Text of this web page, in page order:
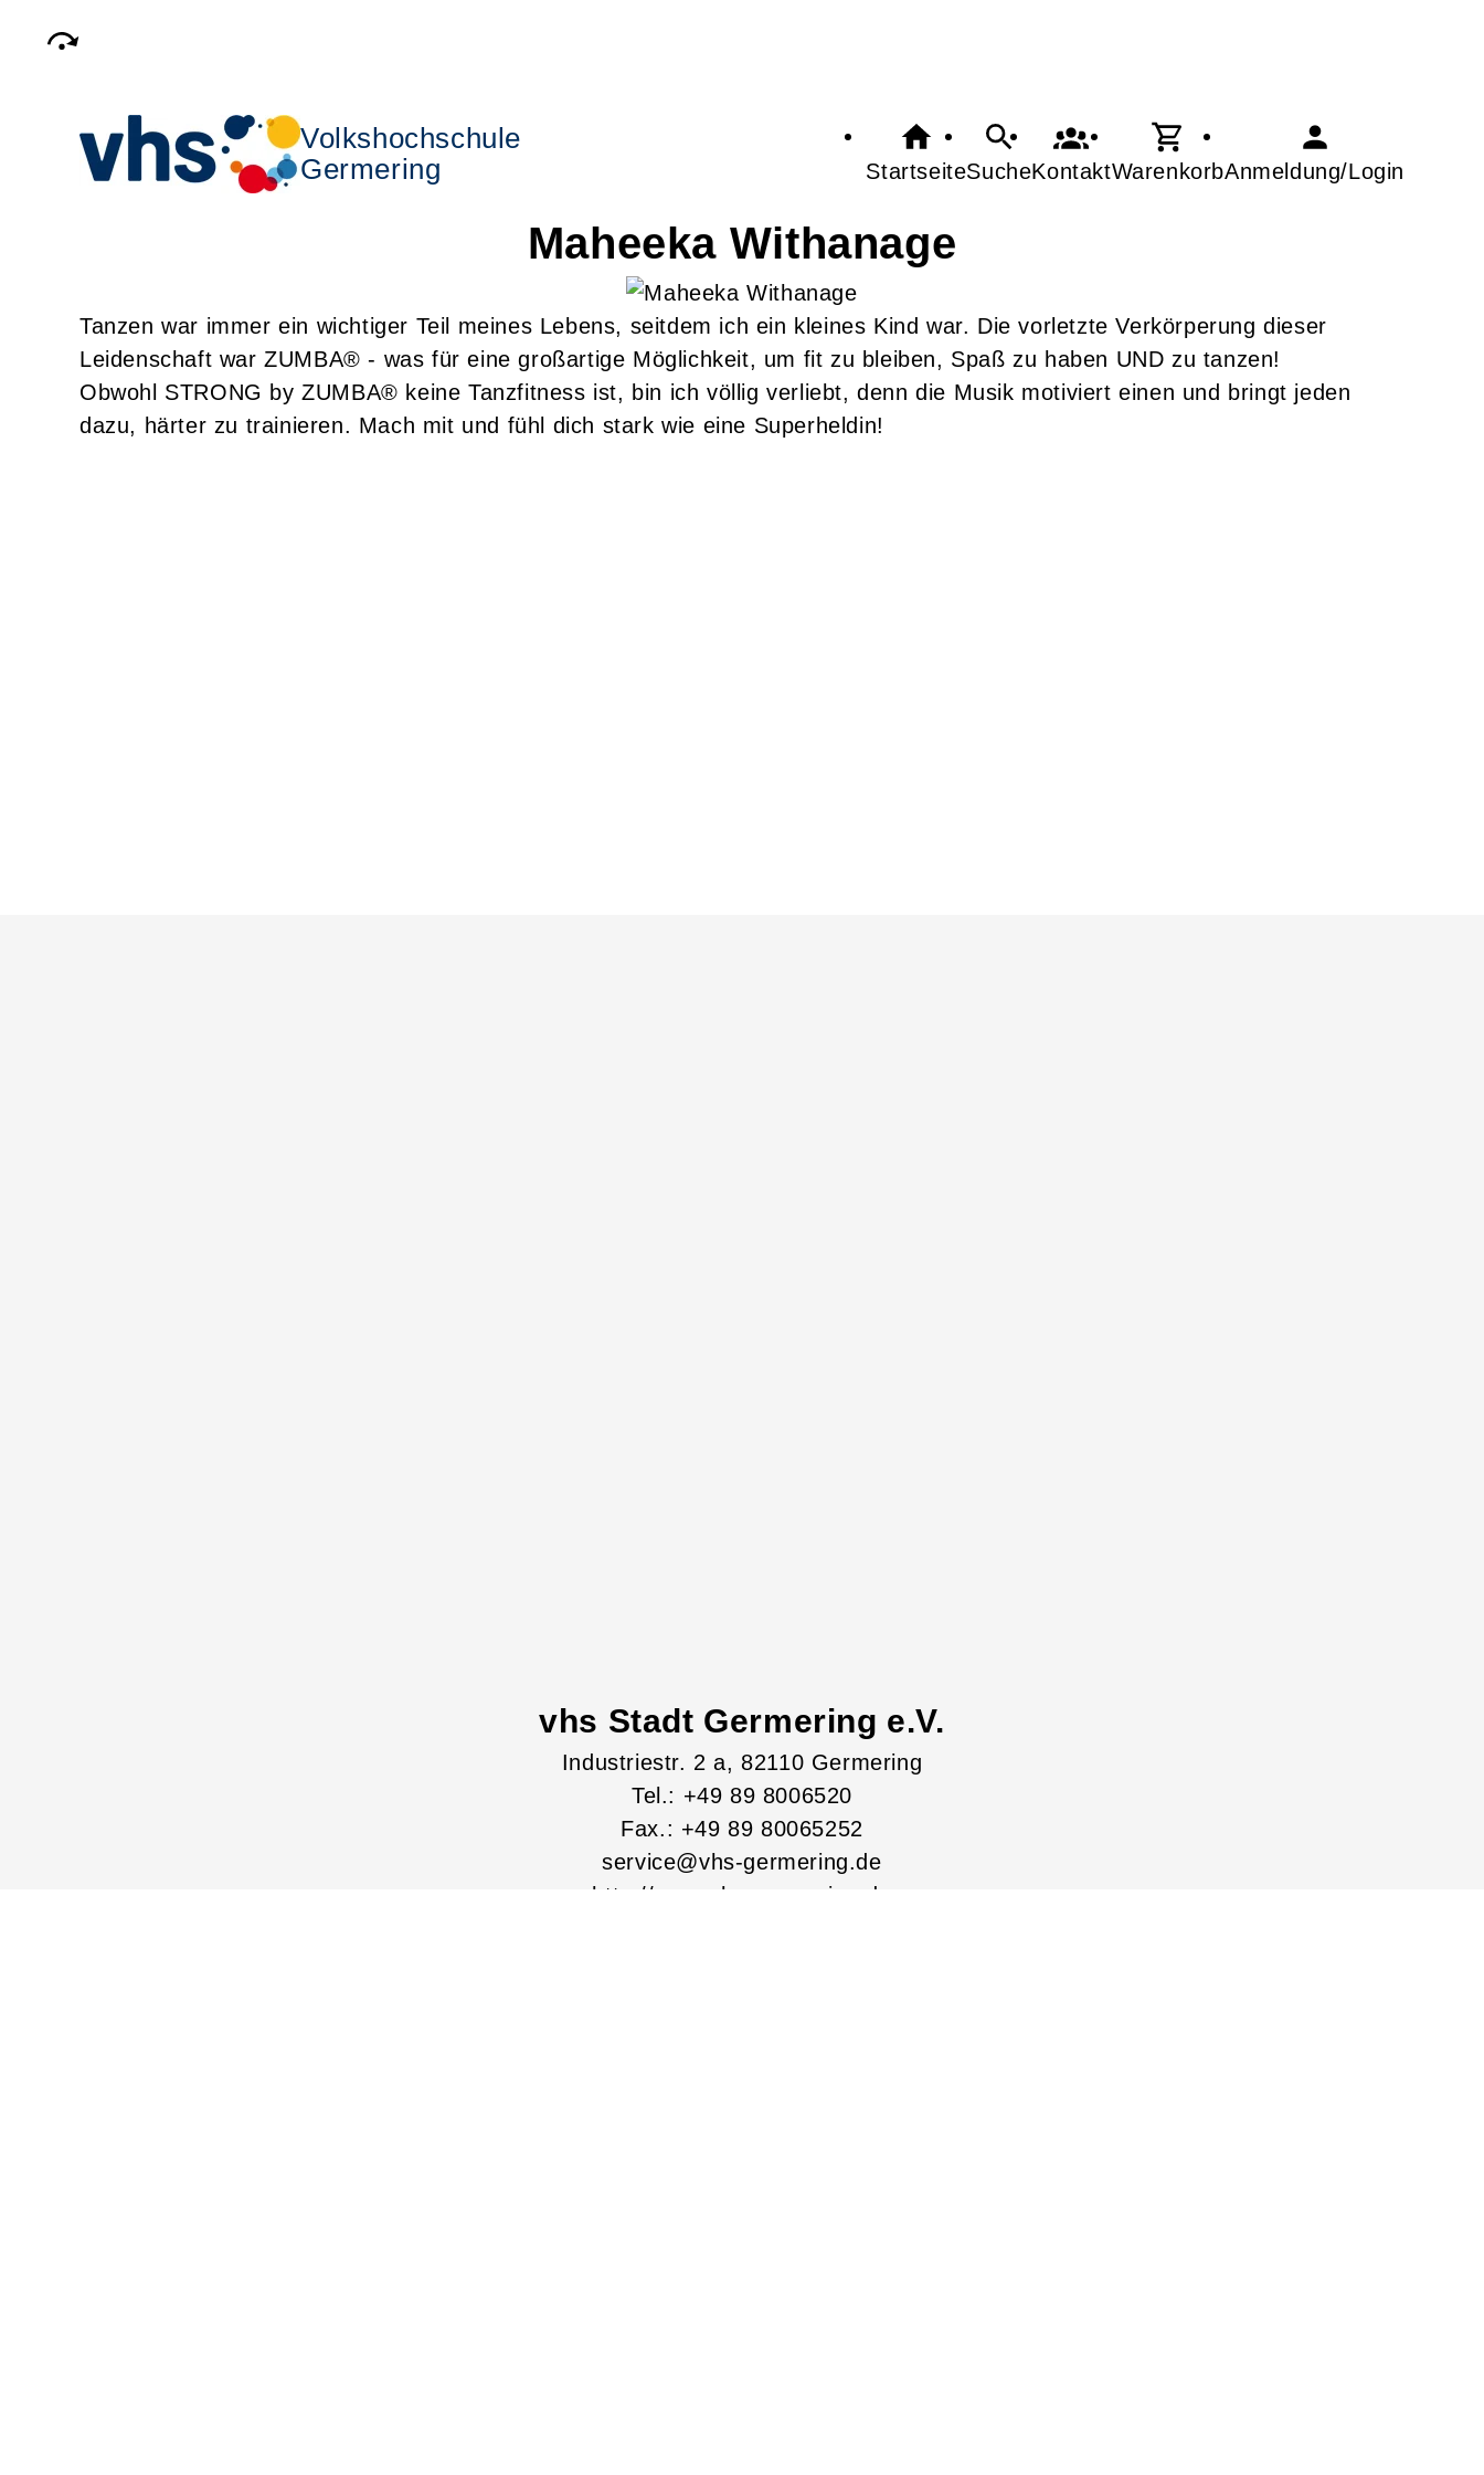
Volkshochschule
Germering
StartseiteSucheKontaktWarenkorbAnmeldung/Login
Maheeka Withanage
Tanzen war immer ein wichtiger Teil meines Lebens, seitdem ich ein kleines Kind war. Die vorletzte Verkörperung dieser
Leidenschaft war ZUMBA® - was für eine großartige Möglichkeit, um fit zu bleiben, Spaß zu haben UND zu tanzen!
Obwohl STRONG by ZUMBA® keine Tanzfitness ist, bin ich völlig verliebt, denn die Musik motiviert einen und bringt jeden
dazu, härter zu trainieren. Mach mit und fühl dich stark wie eine Superheldin!
vhs Stadt Germering e.V.
Industriestr. 2 a, 82110 Germering
Tel.: +49 89 8006520
Fax.: +49 89 80065252
service@vhs-germering.de
http://www.vhs-germering.de